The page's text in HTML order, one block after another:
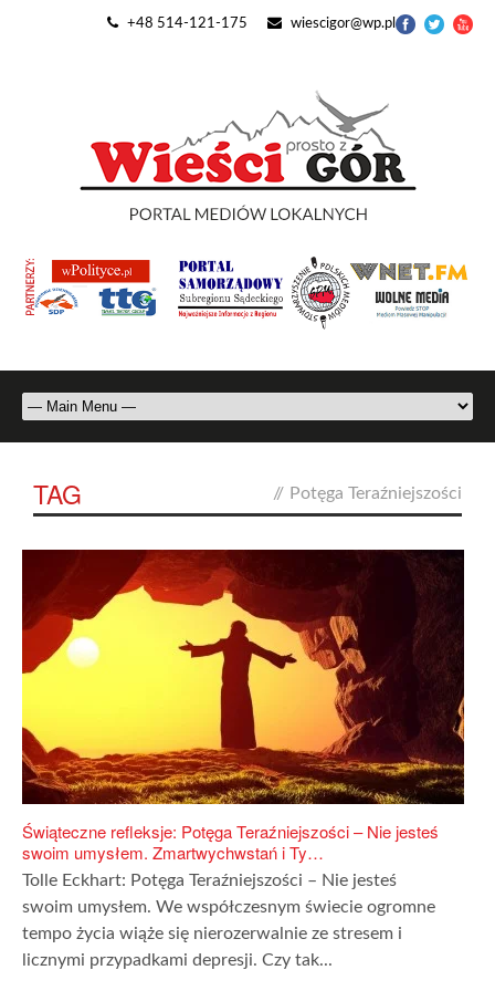
+48 514-121-175 wiescigor@wp.pl
TAG // Potęga Teraźniejszości
Świąteczne refleksje: Potęga Teraźniejszości – Nie jesteś
swoim umysłem. Zmartwychwstań i Ty…
Tolle Eckhart: Potęga Teraźniejszości – Nie jesteś
swoim umysłem. We współczesnym świecie ogromne
tempo życia wiąże się nierozerwalnie ze stresem i
licznymi przypadkami depresji. Czy tak...